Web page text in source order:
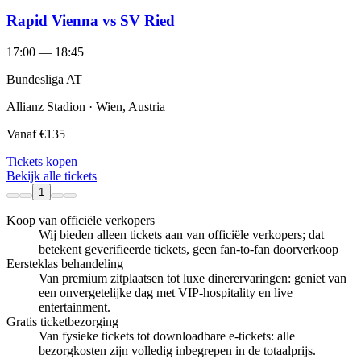
Rapid Vienna vs SV Ried
17:00 — 18:45
Bundesliga AT
Allianz Stadion · Wien, Austria
Vanaf€135
Tickets kopen
Bekijk alle tickets
1
Koop van officiële verkopers
Wij bieden alleen tickets aan van officiële verkopers; dat
betekent geverifieerde tickets, geen fan‑to‑fan doorverkoop
Eersteklas behandeling
Van premium zitplaatsen tot luxe dinerervaringen: geniet van
een onvergetelijke dag met VIP-hospitality en live
entertainment.
Gratis ticketbezorging
Van fysieke tickets tot downloadbare e-tickets: alle
bezorgkosten zijn volledig inbegrepen in de totaalprijs.